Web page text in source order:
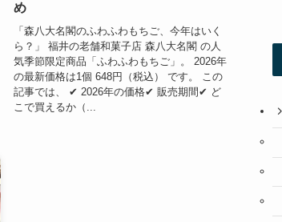
め
「森八大名閣のふわふわもちご、今年はいく
ら？」 福井の老舗和菓子店 森八大名閣 の人
気季節限定商品「ふわふわもちご」。 2026年
の最新価格は1個 648円（税込） です。 この
記事では、 ✔ 2026年の価格✔ 販売期間✔ ど
こで買えるか（...